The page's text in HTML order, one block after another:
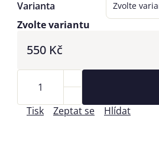
550 Kč
Zvolte variantu
Varianta
Tisk Zeptat se Hlídat